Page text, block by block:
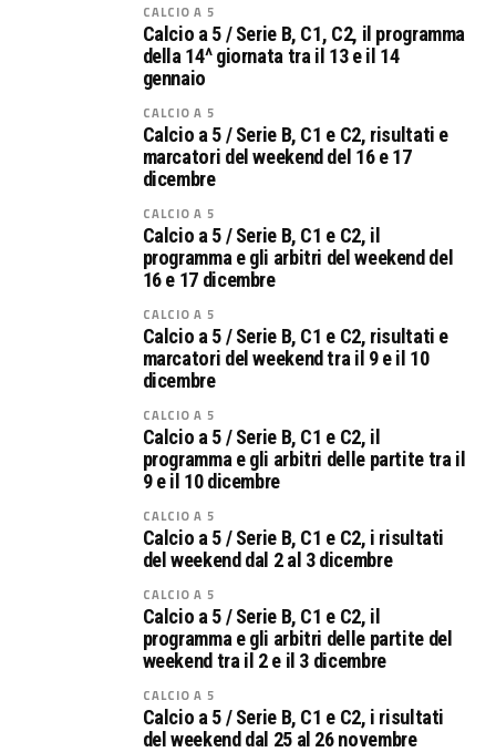
CALCIO A 5
Calcio a 5 / Serie B, C1, C2, il programma
della 14^ giornata tra il 13 e il 14
gennaio
CALCIO A 5
Calcio a 5 / Serie B, C1 e C2, risultati e
marcatori del weekend del 16 e 17
dicembre
CALCIO A 5
Calcio a 5 / Serie B, C1 e C2, il
programma e gli arbitri del weekend del
16 e 17 dicembre
CALCIO A 5
Calcio a 5 / Serie B, C1 e C2, risultati e
marcatori del weekend tra il 9 e il 10
dicembre
CALCIO A 5
Calcio a 5 / Serie B, C1 e C2, il
programma e gli arbitri delle partite tra il
9 e il 10 dicembre
CALCIO A 5
Calcio a 5 / Serie B, C1 e C2, i risultati
del weekend dal 2 al 3 dicembre
CALCIO A 5
Calcio a 5 / Serie B, C1 e C2, il
programma e gli arbitri delle partite del
weekend tra il 2 e il 3 dicembre
CALCIO A 5
Calcio a 5 / Serie B, C1 e C2, i risultati
del weekend dal 25 al 26 novembre